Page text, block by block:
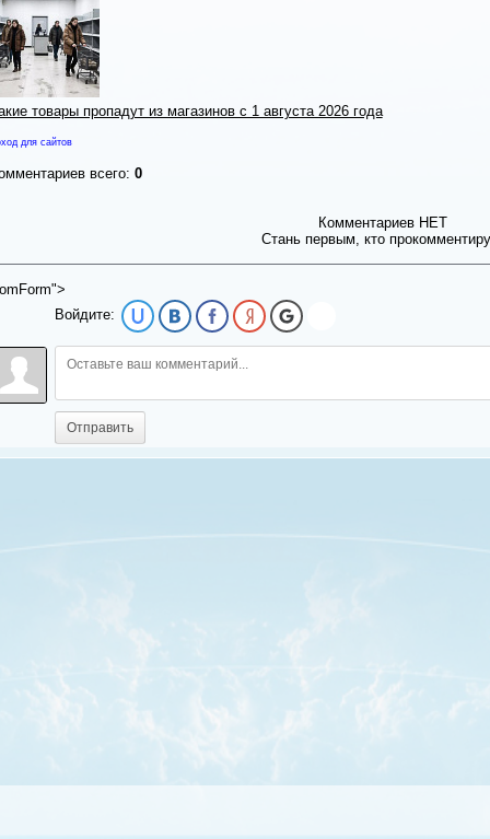
товары пропадут из магазинов с 1 августа 2026 года
для сайтов
всего: 0
Комментариев НЕТ
Стань первым, кто
Войдите:
Отправить